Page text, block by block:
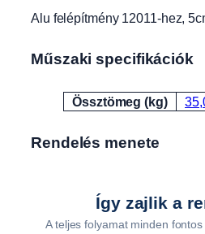
a
a
2
Alu felépítmény 12011-hez,
Műszaki specifikációk
Attribútumok Érték
Össztömeg (kg)
Rendelés menete
Így zajlik a
A teljes folyamat minden